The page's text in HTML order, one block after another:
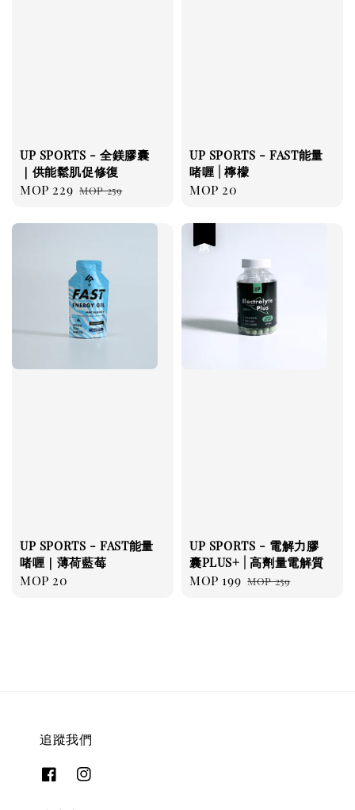
UP SPORTS - 全鎂膠囊
｜供能鬆肌促修復
Sale
MOP 229 Regular
MOP 259
UP SPORTS - FAST能量
啫喱 | 檸檬
Regular
MOP 20
UP SPORTS - FAST能量
啫喱｜薄荷藍莓
Regular
MOP 20
UP SPORTS - 電解力膠
囊PLUS+ | 高劑量電解質
Sale
MOP 199 Regular
MOP 259
追蹤我們